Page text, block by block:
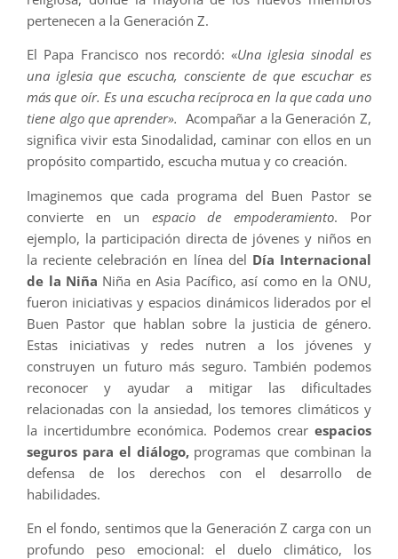
pertenecen a la Generación Z.
El Papa Francisco nos recordó: «Una iglesia sinodal es
una iglesia que escucha, consciente de que escuchar es
más que oír. Es una escucha recíproca en la que cada uno
tiene algo que aprender». Acompañar a la Generación Z,
significa vivir esta Sinodalidad, caminar con ellos en un
propósito compartido, escucha mutua y co creación.
Imaginemos que cada programa del Buen Pastor se
convierte en un espacio de empoderamiento. Por
ejemplo, la participación directa de jóvenes y niños en
la reciente celebración en línea del Día Internacional
de la Niña Niña en Asia Pacífico, así como en la ONU,
fueron iniciativas y espacios dinámicos liderados por el
Buen Pastor que hablan sobre la justicia de género.
Estas iniciativas y redes nutren a los jóvenes y
construyen un futuro más seguro. También podemos
reconocer y ayudar a mitigar las dificultades
relacionadas con la ansiedad, los temores climáticos y
la incertidumbre económica. Podemos crear espacios
seguros para el diálogo,programas que combinan la
defensa de los derechos con el desarrollo de
habilidades.
En el fondo, sentimos que la Generación Z carga con un
profundo peso emocional: el duelo climático, los